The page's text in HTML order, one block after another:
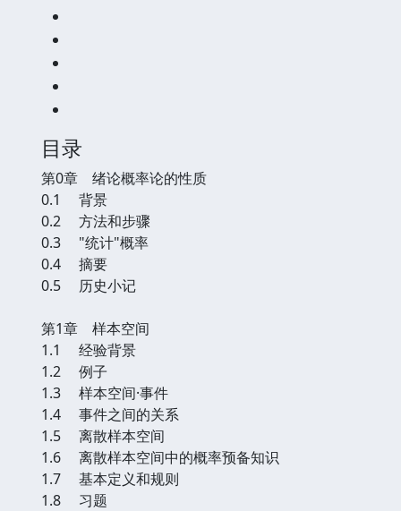
目录
第0章 绪论概率论的性质
0.1 背景
0.2 方法和步骤
0.3 "统计"概率
0.4 摘要
0.5 历史小记
第1章 样本空间
1.1 经验背景
1.2 例子
1.3 样本空间·事件
1.4 事件之间的关系
1.5 离散样本空间
1.6 离散样本空间中的概率预备知识
1.7 基本定义和规则
1.8 习题